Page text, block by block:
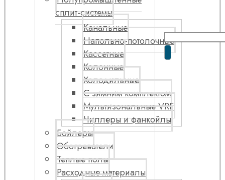
сплит-системы
Канальные
Напольно-потолочные
Кассетные
Колонные
Холодильные
С зимним комплектом
Мультизональные VRF
Чиллеры и фанкойлы
Бойлеры
Обогреватели
Теплые полы
Расходные материалы